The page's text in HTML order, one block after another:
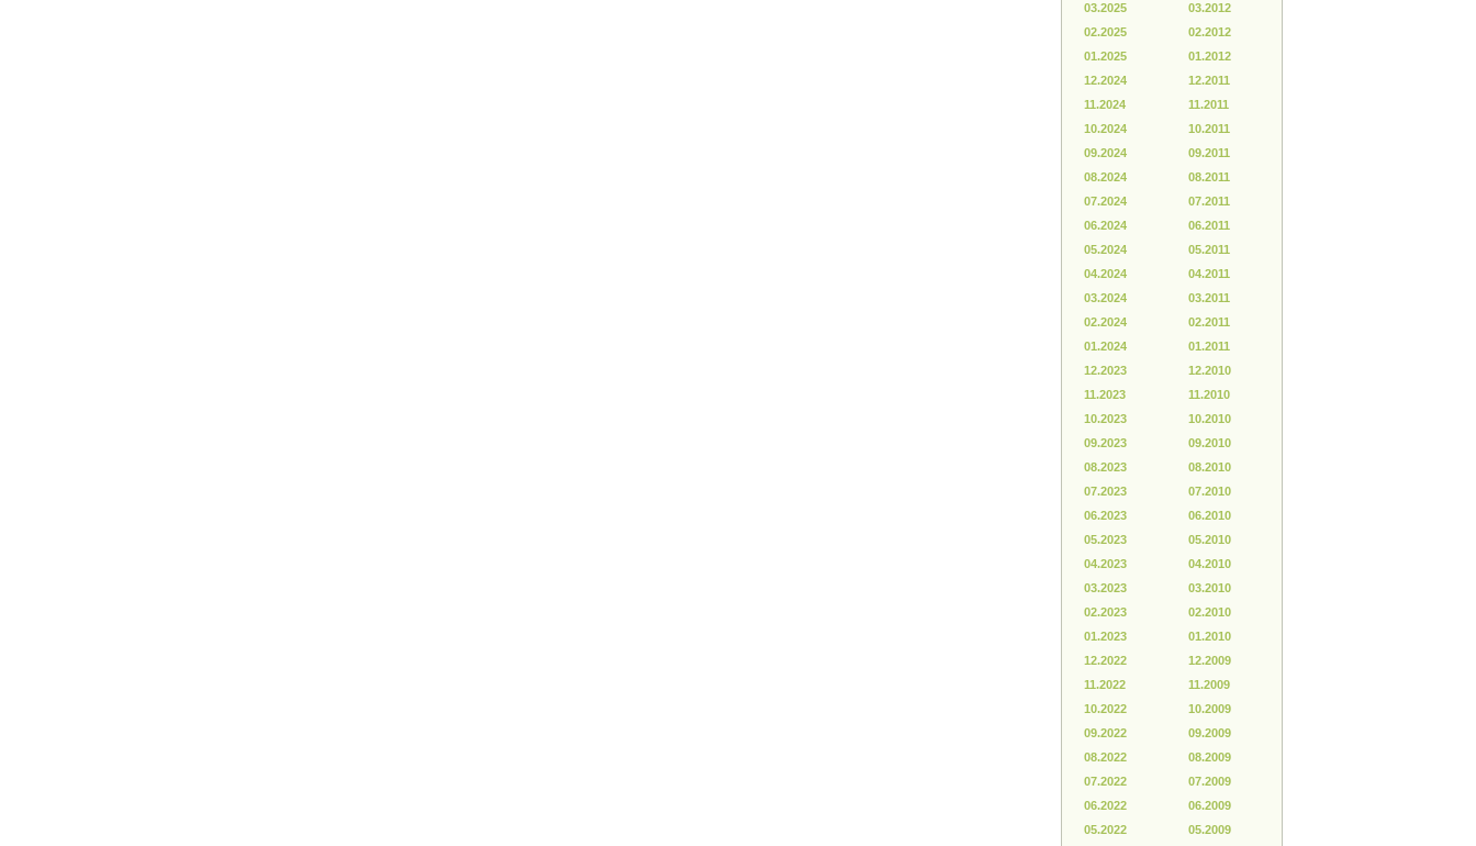
03.2025
02.2025
01.2025
12.2024
11.2024
10.2024
09.2024
08.2024
07.2024
06.2024
05.2024
04.2024
03.2024
02.2024
01.2024
12.2023
11.2023
10.2023
09.2023
08.2023
07.2023
06.2023
05.2023
04.2023
03.2023
02.2023
01.2023
12.2022
11.2022
10.2022
09.2022
08.2022
07.2022
06.2022
05.2022
03.2012
02.2012
01.2012
12.2011
11.2011
10.2011
09.2011
08.2011
07.2011
06.2011
05.2011
04.2011
03.2011
02.2011
01.2011
12.2010
11.2010
10.2010
09.2010
08.2010
07.2010
06.2010
05.2010
04.2010
03.2010
02.2010
01.2010
12.2009
11.2009
10.2009
09.2009
08.2009
07.2009
06.2009
05.2009